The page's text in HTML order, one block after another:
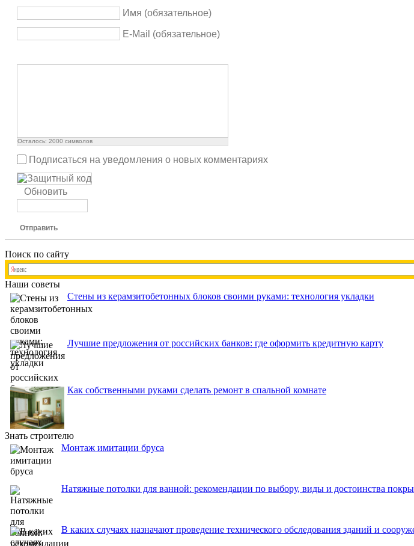
Имя (обязательное)
E-Mail (обязательное)
Осталось: 2000 символов
Подписаться на уведомления о новых комментариях
Обновить
Отправить
Поиск по сайту
Наши советы
Стены из керамзитобетонных блоков своими руками: технология укладки
Лучшие предложения от российских банков: где оформить кредитную карту
Как собственными руками сделать ремонт в спальной комнате
Знать строителю
Монтаж имитации бруса
Натяжные потолки для ванной: рекомендации по выбору, виды и достоинства
В каких случаях назначают проведение технического обследования зданий и